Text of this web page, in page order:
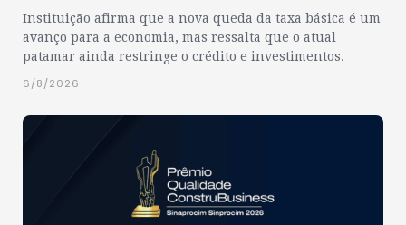
Instituição afirma que a nova queda da taxa básica é um
avanço para a economia, mas ressalta que o atual
patamar ainda restringe o crédito e investimentos.
6/8/2026